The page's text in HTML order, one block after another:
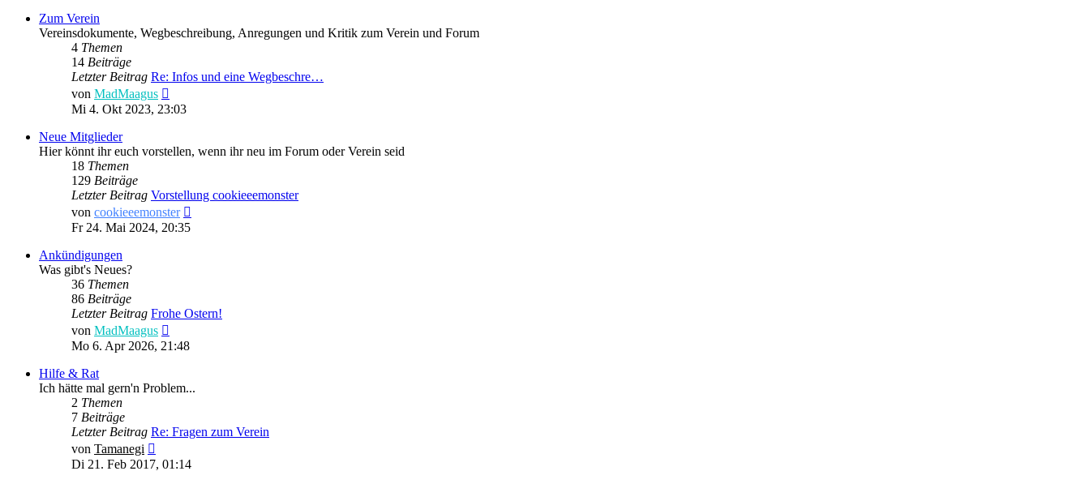
Zum Verein
Vereinsdokumente, Wegbeschreibung, Anregungen und Kritik zum Verein und Forum
4 Themen
14 Beiträge
Letzter Beitrag Re: Infos und eine Wegbeschre…
von MadMaagus
Beitrag
Mi 4. Okt 2023, 23:03
Neue Mitglieder
Hier könnt ihr euch vorstellen, wenn ihr neu im Forum oder Verein seid
18 Themen
129 Beiträge
Letzter Beitrag Vorstellung cookieeemonster
von cookieeemonster
Fr 24. Mai 2024, 20:35
Ankündigungen
Was gibt's Neues?
36 Themen
86 Beiträge
Letzter Beitrag Frohe Ostern!
von MadMaagus
Beitrag
Mo 6. Apr 2026, 21:48
Hilfe & Rat
Ich hätte mal gern'n Problem...
2 Themen
7 Beiträge
Letzter Beitrag Re: Fragen zum Verein
von Tamanegi
Beitrag
Di 21. Feb 2017, 01:14